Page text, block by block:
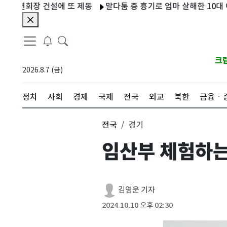
건설에 또 제동 말다툼 중 흉기로 엄마 살해한 10대 아들…
2026.8.7 (금)
크
정치 사회 경제 국제 전국 외교 북한 금융ㆍ
전국 경기
임산부 체험하
김영운 기자
2024.10.10 오후 02:30